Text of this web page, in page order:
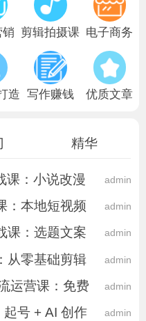
录贴
2026 自媒体不露脸实战课：选题文案 + 剪
销 剪辑拍摄课 电子商务
造 写作赚钱 优质文章
精华
课：小说改漫 admin
：本地短视频 admin
课：选题文案 admin
从零基础剪辑 admin
运营课：免费 admin
号 + AI 创作 admin